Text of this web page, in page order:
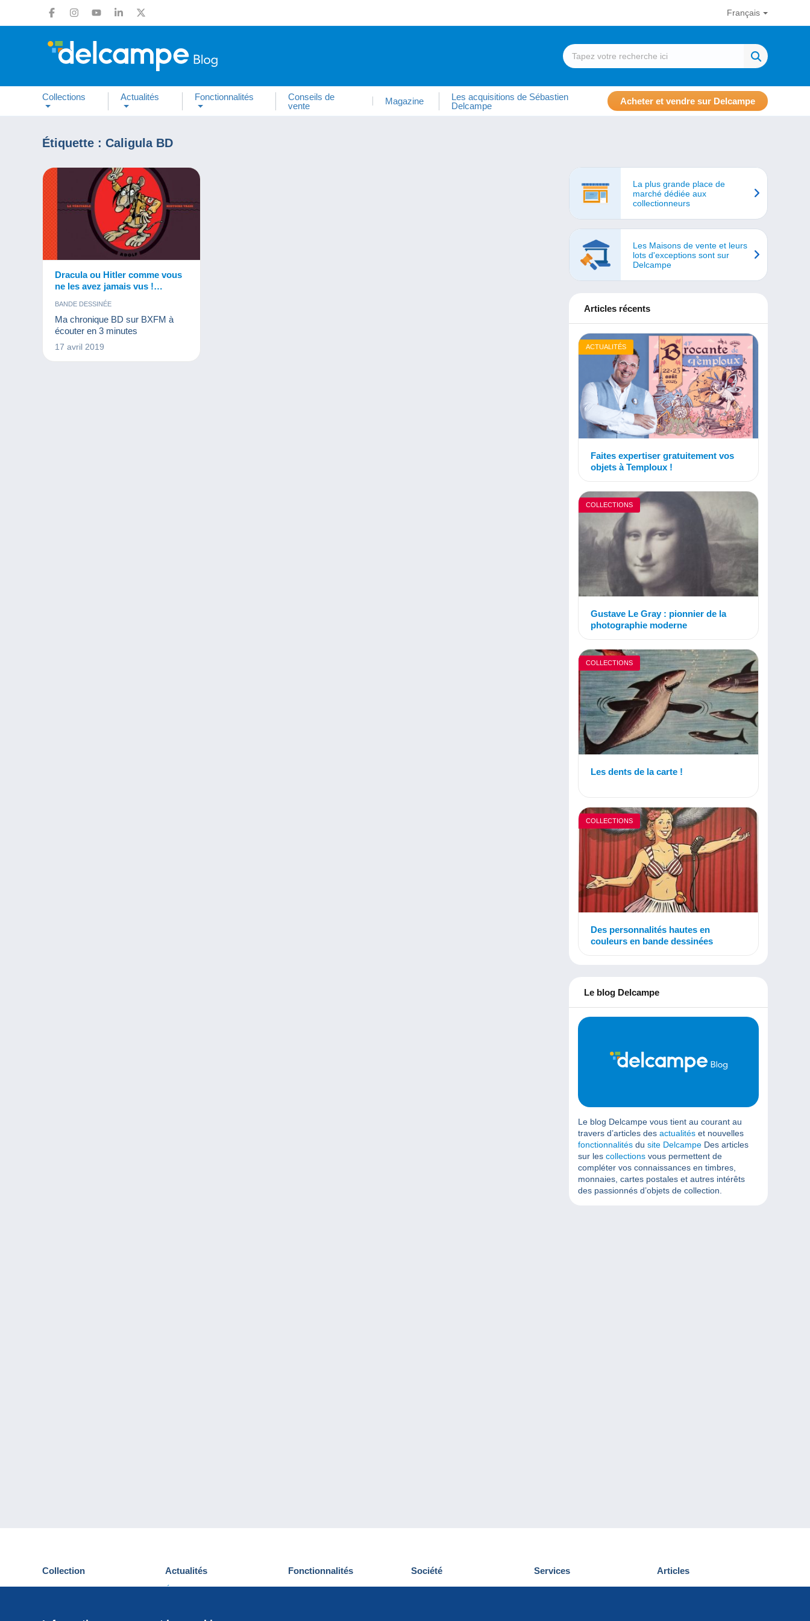
Français
Collections Actualités Fonctionnalités
Conseils de
vente
Magazine
Les acquisitions de Sébastien
Delcampe
Acheter et vendre sur Delcampe
Étiquette : Caligula BD
Dracula ou Hitler comme vous
ne les avez jamais vus !
Découvrez la nouvelle
collection la Véritable Histoire
Vraie de Bernard Swysen
BANDE DESSINÉE
Ma chronique BD sur BXFM à
écouter en 3 minutes
17 avril 2019
La plus grande place de
marché dédiée aux
collectionneurs
Les Maisons de vente et leurs
lots d'exceptions sont sur
Delcampe
Articles récents
ACTUALITÉS
Faites expertiser gratuitement vos
objets à Temploux !
COLLECTIONS
Gustave Le Gray : pionnier de la
photographie moderne
COLLECTIONS
Les dents de la carte !
COLLECTIONS
Des personnalités hautes en
couleurs en bande dessinées
Le blog Delcampe
Le blog Delcampe vous tient au courant au
travers d’articles des actualités et nouvelles
fonctionnalités du site Delcampe Des articles
sur les collections vous permettent de
compléter vos connaissances en timbres,
monnaies, cartes postales et autres intérêts
des passionnés d’objets de collection.
Collection
Cartes postales
Actualités
Événements Delcampe
Fonctionnalités
Nouveautés
Société
Qui sommes-nous
Services
Découvrir Delcampe
Articles